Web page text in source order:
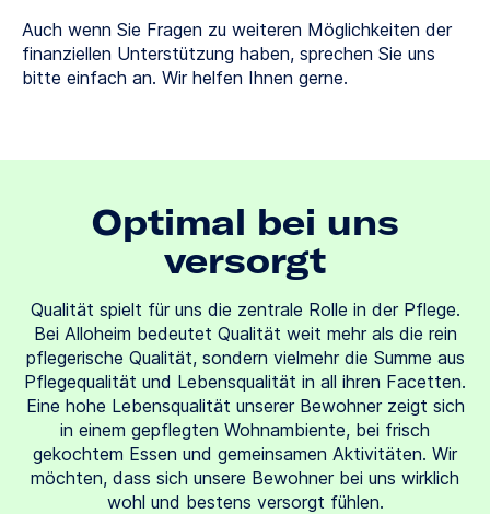
Auch wenn Sie Fragen zu weiteren Möglichkeiten der
finanziellen Unterstützung haben, sprechen Sie uns
bitte einfach an. Wir helfen Ihnen gerne.
Optimal bei uns
versorgt
Qualität spielt für uns die zentrale Rolle in der Pflege.
Bei Alloheim bedeutet Qualität weit mehr als die rein
pflegerische Qualität, sondern vielmehr die Summe aus
Pflegequalität und Lebensqualität in all ihren Facetten.
Eine hohe Lebensqualität unserer Bewohner zeigt sich
in einem gepflegten Wohnambiente, bei frisch
gekochtem Essen und gemeinsamen Aktivitäten. Wir
möchten, dass sich unsere Bewohner bei uns wirklich
wohl und bestens versorgt fühlen.